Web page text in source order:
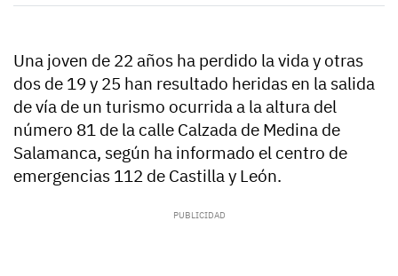
Una joven de 22 años ha perdido la vida y otras
dos de 19 y 25 han resultado heridas en la salida
de vía de un turismo ocurrida a la altura del
número 81 de la calle Calzada de Medina de
Salamanca, según ha informado el centro de
emergencias 112 de Castilla y León.